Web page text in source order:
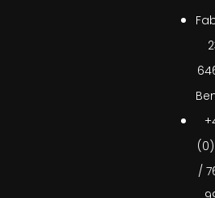
(0)
/